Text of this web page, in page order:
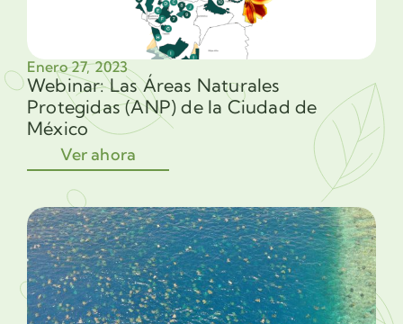
Enero 27, 2023
Webinar: Las Áreas Naturales
Protegidas (ANP) de la Ciudad de
México
Ver ahora